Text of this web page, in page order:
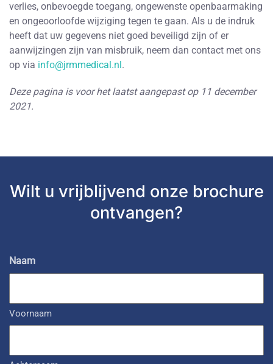
verlies, onbevoegde toegang, ongewenste openbaarmaking
en ongeoorloofde wijziging tegen te gaan. Als u de indruk
heeft dat uw gegevens niet goed beveiligd zijn of er
aanwijzingen zijn van misbruik, neem dan contact met ons
op via info@jrmmedical.nl.
Deze pagina is voor het laatst aangepast op 11 december
2021.
Wilt u vrijblijvend onze brochure
ontvangen?
Naam
Voornaam